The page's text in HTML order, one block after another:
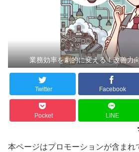
業務効率を劇的に変える！改善力
Twitter Facebook
Pocket LINE
本ページはプロモーションが含まれ